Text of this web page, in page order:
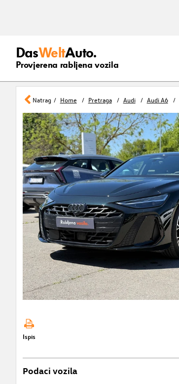
DasWeltAuto.
Provjerena rabljena vozila
Natrag Home Pretraga Audi Audi A6
Ispis
Podaci vozila